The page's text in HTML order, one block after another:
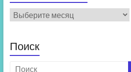
Архив
новостей
Поиск